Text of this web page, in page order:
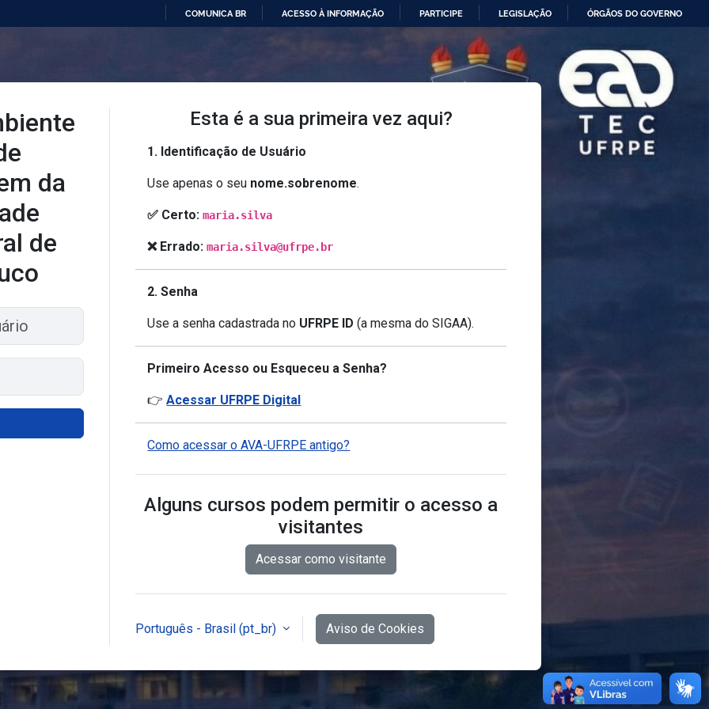
COMUNICA BR ACESSO À INFORMAÇÃO PARTICIPE LEGISLAÇÃO ÓRGÃOS DO GOVERNO
da
de
Esta é a sua primeira vez aqui?
1. Identificação de Usuário
Use apenas o seu nome.sobrenome.
✅ Certo:maria.silva
❌ Errado:maria.silva@ufrpe.br
2. Senha
Use a senha cadastrada no UFRPE ID (a mesma do SIGAA).
Primeiro Acesso ou Esqueceu a Senha?
👉Acessar UFRPE Digital
Como acessar o AVA-UFRPE antigo?
Alguns cursos podem permitir o acesso a
visitantes
Acessar como visitante
Português - Brasil ‎(pt_br)‎ Aviso de Cookies